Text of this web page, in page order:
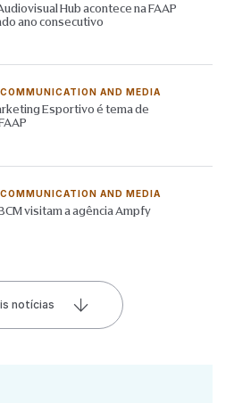
Hub acontece na FAAP
ano consecutivo
AND MEDIA
Esportivo é tema de
AND MEDIA
visitam a agência Ampfy
notícias